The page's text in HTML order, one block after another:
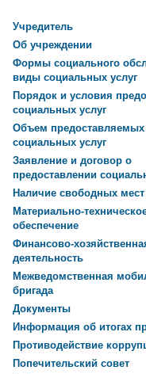
Учредитель
Об учреждении
Формы социального
виды социальных услуг
Порядок и условия
социальных услуг
Объем предоставляемых
социальных услуг
Заявление и договор о
предоставлении
Наличие свободных мест
Материально-
обеспечение
Финансово-
деятельность
Межведомственная
бригада
Документы
Информация об итогах
Противодействие
Попечительский совет